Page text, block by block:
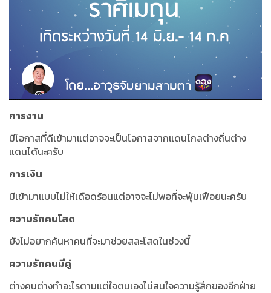
การงาน
มีโอกาสที่ดีเข้ามาแต่อาจจะเป็นโอกาสจากแดนไกลต่างถิ่นต่าง
แดนได้นะครับ
การเงิน
มีเข้ามาแบบไม่ให้เดือดร้อนแต่อาจจะไม่พอที่จะฟุ่มเฟือยนะครับ
ความรักคนโสด
ยังไม่อยากค้นหาคนที่จะมาช่วยสละโสดในช่วงนี้
ความรักคนมีคู่
ต่างคนต่างทำอะไรตามแต่ใจตนเองไม่สนใจความรู้สึกของอีกฝ่าย